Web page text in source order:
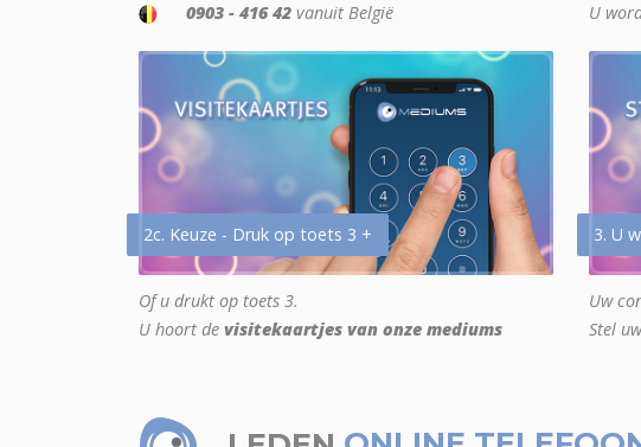
0903 - 416 42 vanuit België
U
2c. Keuze - Druk op toets 3 +
Of u drukt op toets 3.
U hoort de visitekaartjes van onze mediums
3. U
Uw
Stel